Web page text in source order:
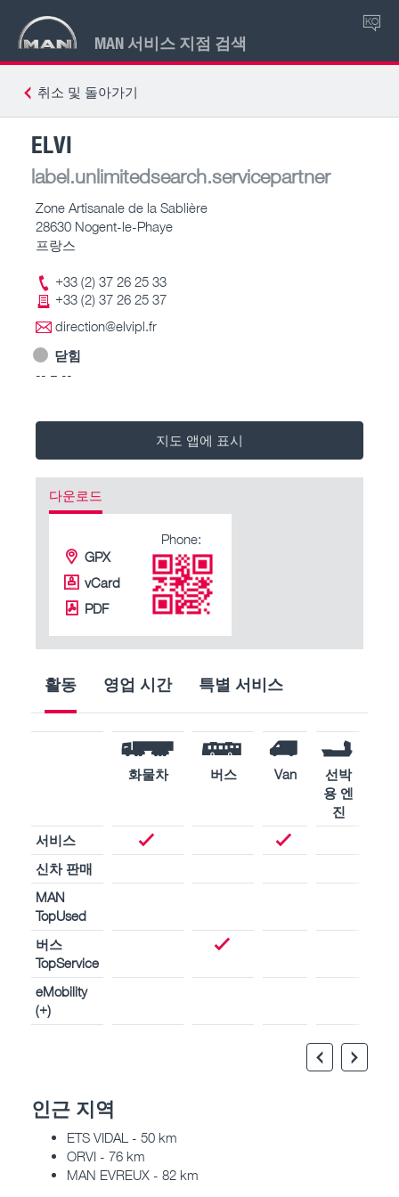
MAN 서비스 지점 검색
KO
취소 및 돌아가기
ELVI
label.unlimitedsearch.servicepartner
Zone Artisanale de la Sablière
28630 Nogent-le-Phaye
프랑스
+33 (2) 37 26 25 33
+33 (2) 37 26 25 37
direction@elvipl.fr
닫힘
-- – --
지도 앱에 표시
다운로드
GPX
vCard
PDF
Phone:
활동 영업 시간 특별 서비스
화물차 버스 Van
선박
용 엔
진
서비스
신차 판매
MAN
TopUsed
버스
TopService
eMobility
(+)
인근 지역
ETS VIDAL - 50 km
ORVI - 76 km
MAN EVREUX - 82 km